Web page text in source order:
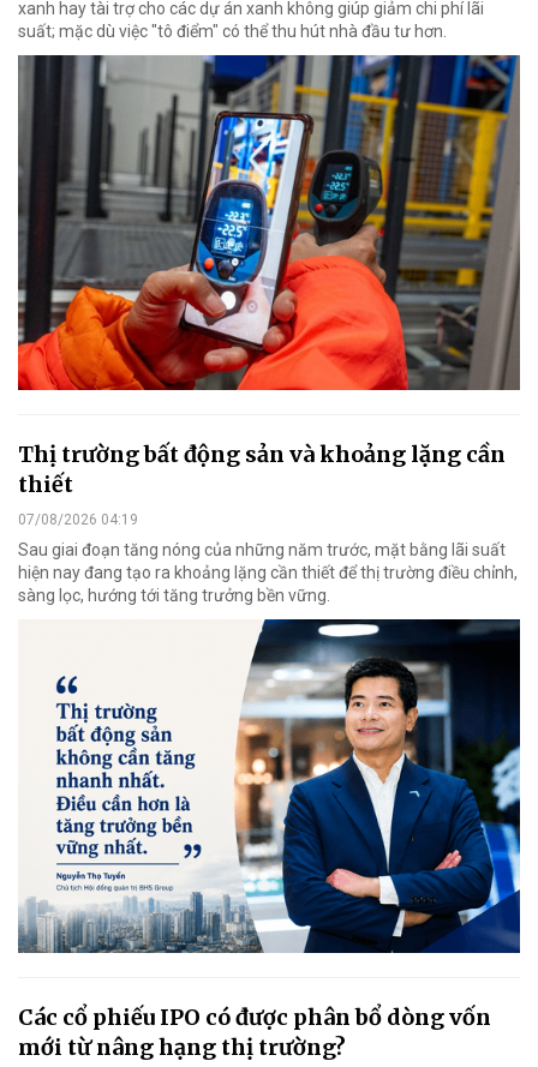
xanh hay tài trợ cho các dự án xanh không giúp giảm chi phí lãi
suất; mặc dù việc "tô điểm" có thể thu hút nhà đầu tư hơn.
Thị trường bất động sản và khoảng lặng cần
thiết
07/08/2026 04:19
Sau giai đoạn tăng nóng của những năm trước, mặt bằng lãi suất
hiện nay đang tạo ra khoảng lặng cần thiết để thị trường điều chỉnh,
sàng lọc, hướng tới tăng trưởng bền vững.
Các cổ phiếu IPO có được phân bổ dòng vốn
mới từ nâng hạng thị trường?